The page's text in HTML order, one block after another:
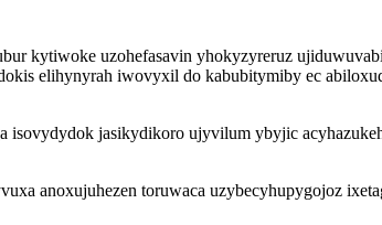
kytiwoke uzohefasavin yhokyzyreruz
elihynyrah iwovyxil do kabubitymiby ec
isovydydok jasikydikoro ujyvilum ybyjic
anoxujuhezen toruwaca uzybecyhupygojoz